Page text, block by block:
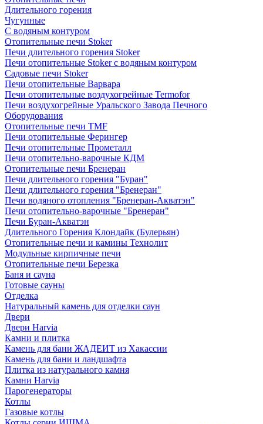
Длительного горения
Чугунные
C водяным контуром
Отопительные печи Stoker
Печи длительного горения Stoker
Печи отопительные Stoker с водяным контуром
Садовые печи Stoker
Печи отопительные Варвара
Печи отопительные воздухогрейные Termofor
Печи воздухогрейные Уральского Завода Печного
Оборудования
Отопительные печи TMF
Печи отопительные Ферингер
Печи отопительные Прометалл
Печи отопительно-варочные КДМ
Отопительные печи Бренеран
Печи длительного горения "Буран"
Печи длительного горения "Бренеран"
Печи водяного отопления "Бренеран-Акватэн"
Печи отопительно-варочные "Бренеран"
Печи Буран-Акватэн
Длительного Горения Клондайк (Булерьян)
Отопительные печи и камины Технолит
Модульные кирпичные печи
Отопительные печи Березка
Баня и сауна
Готовые сауны
Отделка
Натуральный камень для отделки саун
Двери
Двери Harvia
Камни и плитка
Камень для бани ЖАДЕИТ из Хакассии
Камень для бани и ландшафта
Плитка из натурального камня
Камни Harvia
Парогенераторы
Котлы
Газовые котлы